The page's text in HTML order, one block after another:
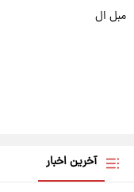
مبل ال
آخرین اخبار